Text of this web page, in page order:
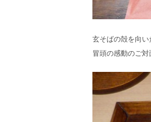
玄そばの殻を向い
冒頭の感動のご対